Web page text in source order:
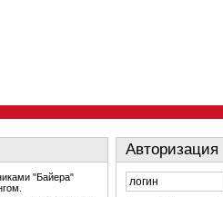
"Байера"
Авторизация